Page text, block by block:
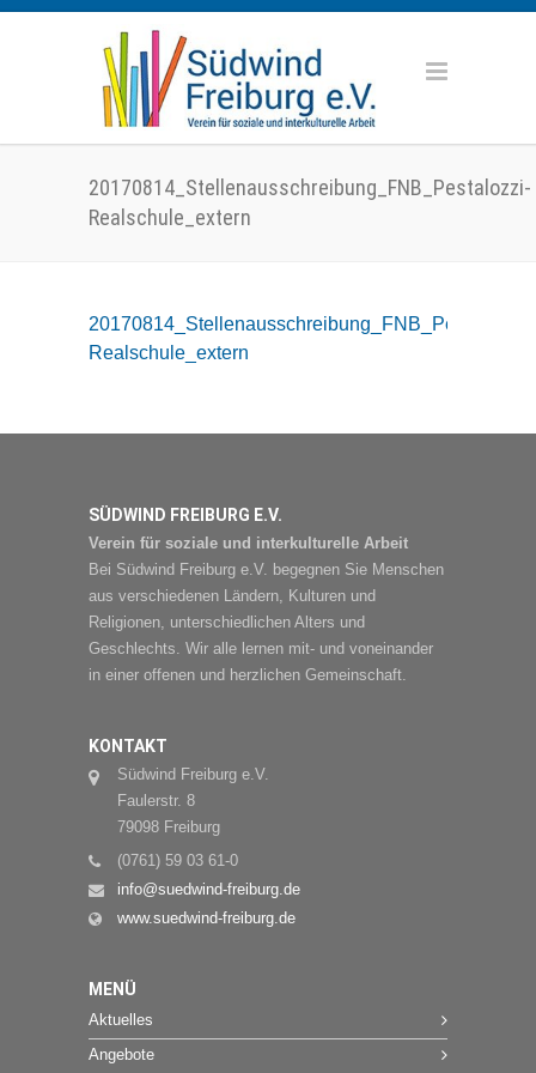
20170814_Stellenausschreibung_FNB_Pestalozzi-
Realschule_extern
20170814_Stellenausschreibung_FNB_Pestalozzi-
Realschule_extern
SÜDWIND FREIBURG E.V.
Verein für soziale und interkulturelle Arbeit
Bei Südwind Freiburg e.V. begegnen Sie Menschen
aus verschiedenen Ländern, Kulturen und
Religionen, unterschiedlichen Alters und
Geschlechts. Wir alle lernen mit- und voneinander
in einer offenen und herzlichen Gemeinschaft.
KONTAKT
Südwind Freiburg e.V.
Faulerstr. 8
79098 Freiburg
(0761) 59 03 61-0
info@suedwind-freiburg.de
www.suedwind-freiburg.de
MENÜ
Aktuelles
Angebote